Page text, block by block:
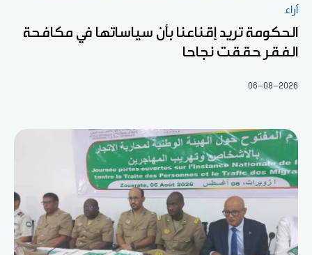
آراء
الحكومة تريد إقناعنا بأن سياساتها في مكافحة
الفقر حققت نجاحا
06-08-2026